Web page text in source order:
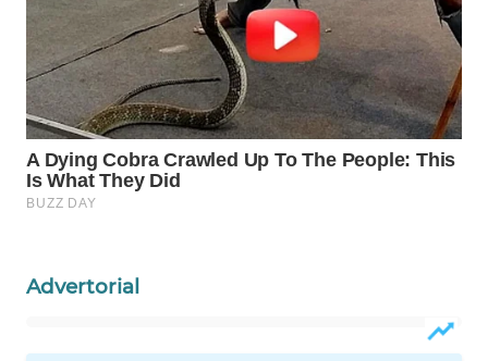
Advertorial
ADVOKAT
WAHANA
INFRASTRUKTUR
WAHANA
KONSUMEN